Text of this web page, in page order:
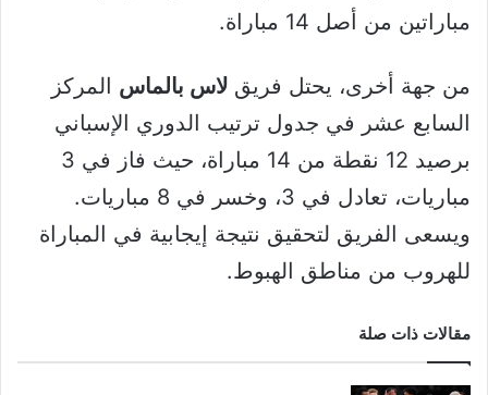
مباراتين من أصل 14 مباراة.
من جهة أخرى، يحتل فريق لاس بالماس المركز
السابع عشر في جدول ترتيب الدوري الإسباني
برصيد 12 نقطة من 14 مباراة، حيث فاز في 3
مباريات، تعادل في 3، وخسر في 8 مباريات.
ويسعى الفريق لتحقيق نتيجة إيجابية في المباراة
للهروب من مناطق الهبوط.
مقالات ذات صلة